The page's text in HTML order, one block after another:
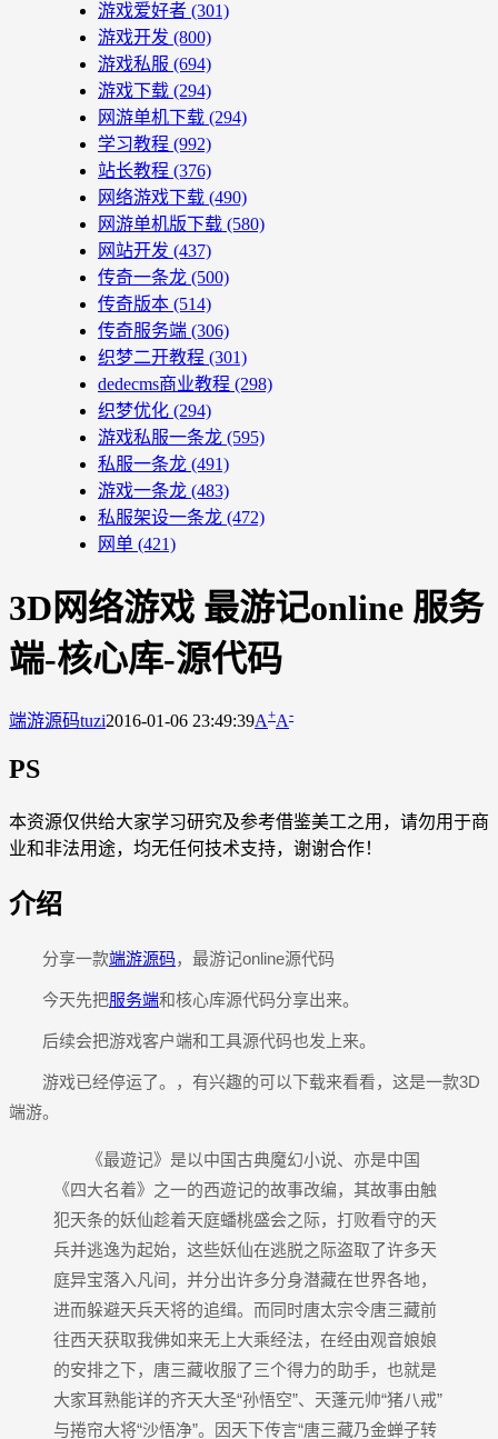
游戏爱好者 (301)
游戏开发 (800)
游戏私服 (694)
游戏下载 (294)
网游单机下载 (294)
学习教程 (992)
站长教程 (376)
网络游戏下载 (490)
网游单机版下载 (580)
网站开发 (437)
传奇一条龙 (500)
传奇版本 (514)
传奇服务端 (306)
织梦二开教程 (301)
dedecms商业教程 (298)
织梦优化 (294)
游戏私服一条龙 (595)
私服一条龙 (491)
游戏一条龙 (483)
私服架设一条龙 (472)
网单 (421)
3D网络游戏 最游记online 服务
端-核心库-源代码
端游源码tuzi2016-01-06 23:49:39A+A-
PS
本资源仅供给大家学习研究及参考借鉴美工之用，请勿用于商
业和非法用途，均无任何技术支持，谢谢合作！
介绍
分享一款端游源码，最游记online源代码
今天先把服务端和核心库源代码分享出来。
后续会把游戏客户端和工具源代码也发上来。
游戏已经停运了。，有兴趣的可以下载来看看，这是一款3D
端游。
《最遊记》是以中国古典魔幻小说、亦是中国
《四大名着》之一的西遊记的故事改编，其故事由触
犯天条的妖仙趁着天庭蟠桃盛会之际，打败看守的天
兵并逃逸为起始，这些妖仙在逃脱之际盗取了许多天
庭异宝落入凡间，并分出许多分身潜藏在世界各地，
进而躲避天兵天将的追缉。而同时唐太宗令唐三藏前
往西天获取我佛如来无上大乘经法，在经由观音娘娘
的安排之下，唐三藏收服了三个得力的助手，也就是
大家耳熟能详的齐天大圣“孙悟空”、天蓬元帅“猪八戒”
与捲帘大将“沙悟净”。因天下传言“唐三藏乃金蝉子转